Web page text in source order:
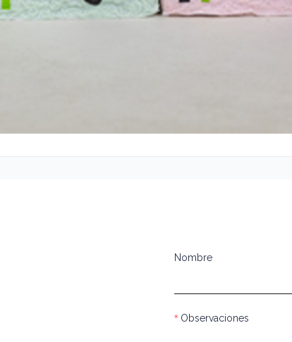
Nombre
Observaciones